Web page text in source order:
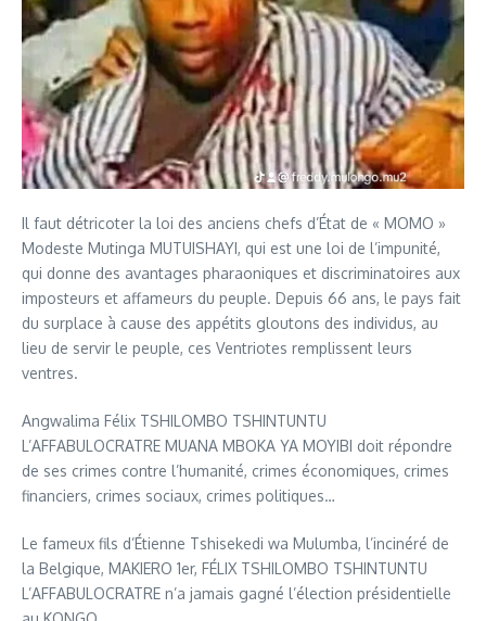
Il faut détricoter la loi des anciens chefs d’État de « MOMO »
Modeste Mutinga MUTUISHAYI, qui est une loi de l’impunité,
qui donne des avantages pharaoniques et discriminatoires aux
imposteurs et affameurs du peuple. Depuis 66 ans, le pays fait
du surplace à cause des appétits gloutons des individus, au
lieu de servir le peuple, ces Ventriotes remplissent leurs
ventres.
Angwalima Félix TSHILOMBO TSHINTUNTU
L’AFFABULOCRATRE MUANA MBOKA YA MOYIBI doit répondre
de ses crimes contre l’humanité, crimes économiques, crimes
financiers, crimes sociaux, crimes politiques…
Le fameux fils d’Étienne Tshisekedi wa Mulumba, l’incinéré de
la Belgique, MAKIERO 1er, FÉLIX TSHILOMBO TSHINTUNTU
L’AFFABULOCRATRE n’a jamais gagné l’élection présidentielle